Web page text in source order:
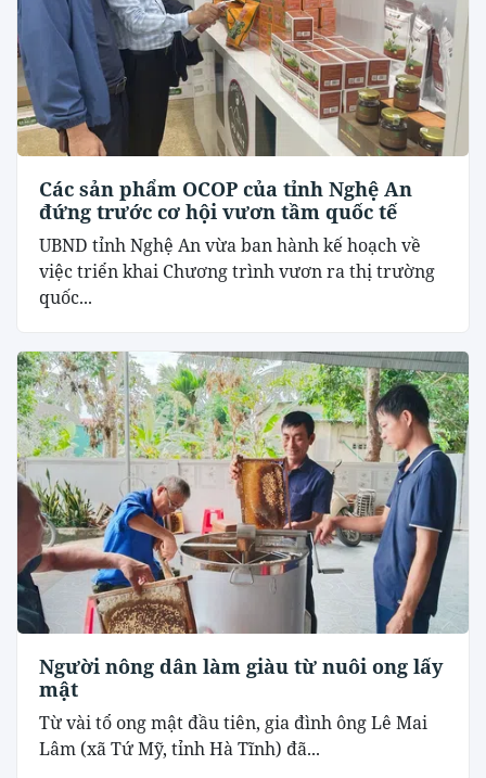
Các sản phẩm OCOP của tỉnh Nghệ An
đứng trước cơ hội vươn tầm quốc tế
UBND tỉnh Nghệ An vừa ban hành kế hoạch về
việc triển khai Chương trình vươn ra thị trường
quốc...
Người nông dân làm giàu từ nuôi ong lấy
mật
Từ vài tổ ong mật đầu tiên, gia đình ông Lê Mai
Lâm (xã Tứ Mỹ, tỉnh Hà Tĩnh) đã...